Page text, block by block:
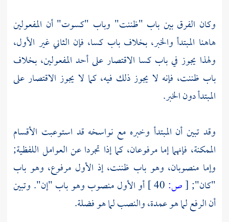
وكان الفرق بين باب "ظننت" وباب "كسوت" أن المفعولين
هاهنا المبتدأ والخبر، بخلاف باب كسا، فإن الثاني غير الأول،
ولهذا يجوز في باب كسا الاقتصار على أحد المفعولين، بخلاف
باب ظننت، فإنه لا يجوز ذلك فيه، كما لا يجوز الاقتصار على
المبتدأ دون الخبر.
وقد تبين أن المبتدأ وخبره مع نواسخه قد استوعبت الأقسام
الممكنة، فإنهما إما مرفوعان، كما إذا تجردا عن العوامل اللفظية;
وإما منصوبان، وهو باب ظننت، إذ الأول مرفوع، وهو باب
"كان"; [ص:
أو الأول منصوب وهو باب "إن". وتبين
أن الرفع لما هو عمدة، والنصب لما هو فضلة.